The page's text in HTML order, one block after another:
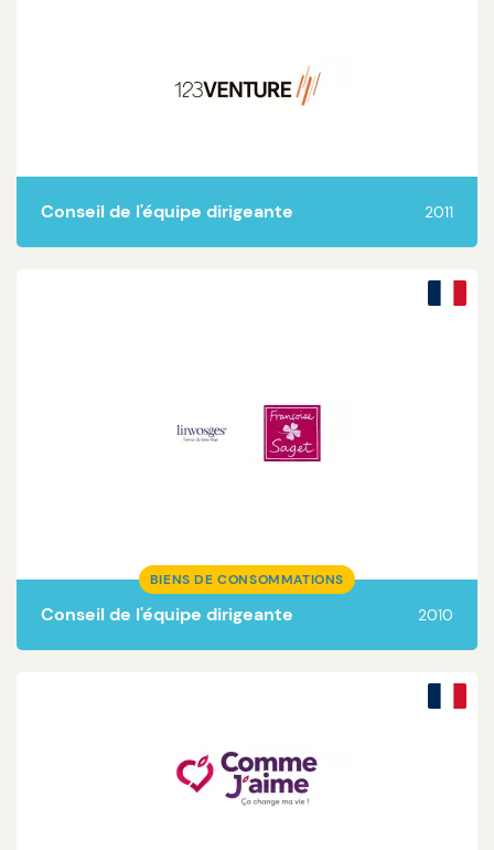
Conseil de l'équipe dirigeante 2011
Lire la suite
BIENS DE CONSOMMATIONS
Conseil de l'équipe dirigeante 2010